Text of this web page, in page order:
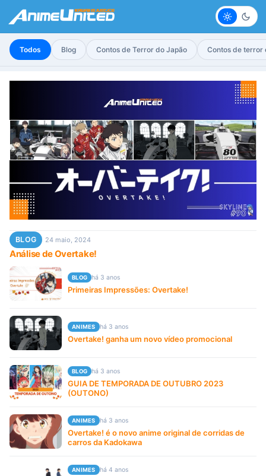
Claro
Todos Blog Contos de Terror do Japão Contos de terror
BLOG 24 maio, 2024
Análise de Overtake!
BLOG há 3 anos
Primeiras Impressões: Overtake!
ANIMES há 3 anos
Overtake! ganha um novo vídeo promocional
BLOG há 3 anos
GUIA DE TEMPORADA DE OUTUBRO 2023
(OUTONO)
ANIMES há 3 anos
Overtake! é o novo anime original de corridas de
carros da Kadokawa
ANIMES há 4 anos